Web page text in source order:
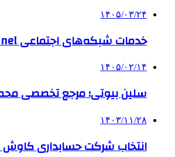
۱۴۰۵/۰۳/۲۴
خدمات شبکه‌های اجتماعی 7Panel؛ از جذب مخاطب تا افزایش درآمد
۱۴۰۵/۰۲/۱۴
سلین بیوتی؛ مرجع تخصصی
۱۴۰۳/۱۱/۲۸
انتخاب شرکت حسابداری کاوش